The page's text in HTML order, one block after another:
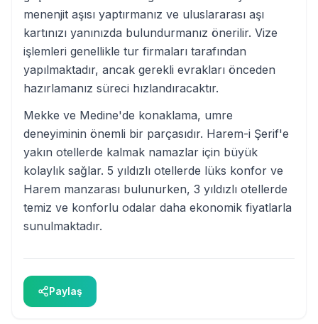
menenjit aşısı yaptırmanız ve uluslararası aşı
kartınızı yanınızda bulundurmanız önerilir. Vize
işlemleri genellikle tur firmaları tarafından
yapılmaktadır, ancak gerekli evrakları önceden
hazırlamanız süreci hızlandıracaktır.
Mekke ve Medine'de konaklama, umre
deneyiminin önemli bir parçasıdır. Harem-i Şerif'e
yakın otellerde kalmak namazlar için büyük
kolaylık sağlar. 5 yıldızlı otellerde lüks konfor ve
Harem manzarası bulunurken, 3 yıldızlı otellerde
temiz ve konforlu odalar daha ekonomik fiyatlarla
sunulmaktadır.
Paylaş